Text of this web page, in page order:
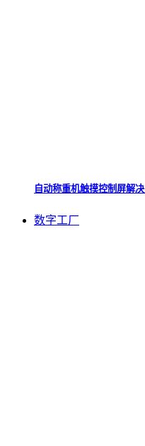
自动称重机触摸控制屏解
数字工厂